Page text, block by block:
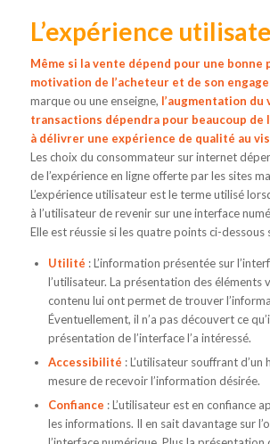
L’expérience
Même si la vente dépend pour une bonne
motivation de l’acheteur et de son
marque ou une enseigne, l’augmentation du
transactions dépendra pour beaucoup de
à délivrer une expérience de qualité au
Les choix du consommateur sur internet
de l’expérience en ligne offerte par les sites
L’expérience utilisateur est le terme utilisé
à l’utilisateur de revenir sur une interface
Elle est réussie si les quatre points ci-dessous
Utilité : L’information présentée sur
l’utilisateur. La présentation des éléments
contenu lui ont permet de trouver
Éventuellement, il n’a pas découvert ce
présentation de l’interface l’a intéressé.
Accessibilité : L’utilisateur souffrant d’un
mesure de recevoir l’information désirée.
Confiance : L’utilisateur est en confiance
les informations. Il en sait davantage sur